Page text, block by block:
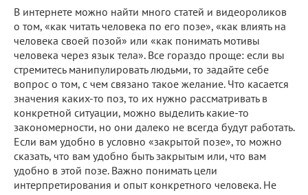
В интернете можно найти много статей и видеороликов
о том, «как читать человека по его позе», «как влиять на
человека своей позой» или «как понимать мотивы
человека через язык тела». Все гораздо проще: если вы
стремитесь манипулировать людьми, то задайте себе
вопрос о том, с чем связано такое желание. Что касается
значения каких-то поз, то их нужно рассматривать в
конкретной ситуации, можно выделить какие-то
закономерности, но они далеко не всегда будут работать.
Если вам удобно в условно «закрытой позе», то можно
сказать, что вам удобно быть закрытым или, что вам
удобно в этой позе. Важно понимать цели
интерпретирования и опыт конкретного человека. Не